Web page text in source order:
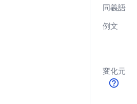
同義語
例文
変化元